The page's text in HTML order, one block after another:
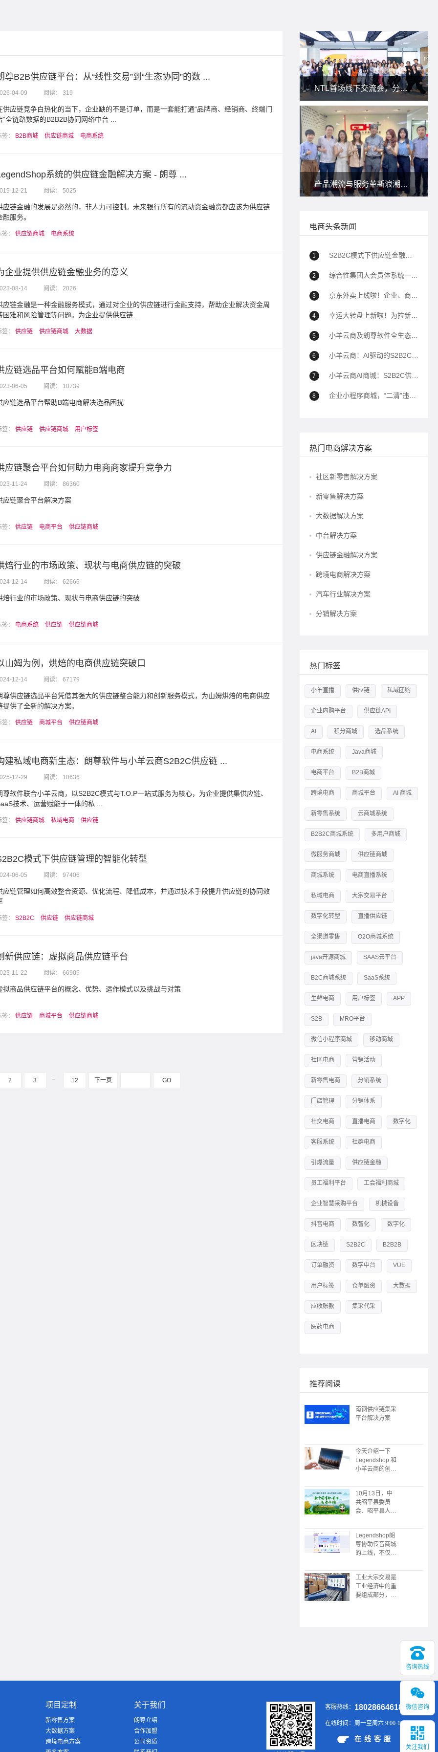
尊B2B供应链平台：从“线性交易”到“生态协同”的数 ...
04-09 阅读： 319
供应链竞争白热化的当下，企业缺的不是订单，而是一套能打通“品牌商、经销商、终端门
”全链路数据的B2B2B协同网络中台 ...
： B2B商城 供应链商城 电商系统
系统的供应链金融解决方案 - 朗尊 ...
12-21 阅读： 5025
应链金融的发展是必然的，非人力可控制。未来银行所有的流动资金融资都应该为供应链
融服务。
： 供应链商城 电商系统
企业提供供应链金融业务的意义
08-14 阅读： 2026
应链金融是一种金融服务模式，通过对企业的供应链进行金融支持，帮助企业解决资金周
困难和风险管理等问题。为企业提供供应链 ...
： 供应链 供应链商城 大数据
应链选品平台如何赋能B端电商
06-05 阅读： 10739
应链选品平台帮助B端电商解决选品困扰
： 供应链 供应链商城 用户标签
应链聚合平台如何助力电商商家提升竞争力
11-24 阅读： 86360
应链聚合平台解决方案
： 供应链 电商平台 供应链商城
焙行业的市场政策、现状与电商供应链的突破
12-14 阅读： 62666
焙行业的市场政策、现状与电商供应链的突破
： 电商系统 供应链 供应链商城
山姆为例，烘焙的电商供应链突破口
12-14 阅读： 67179
尊供应链选品平台凭借其强大的供应链整合能力和创新服务模式，为山姆烘焙的电商供应
提供了全新的解决方案。
： 供应链 商城平台 供应链商城
建私域电商新生态：朗尊软件与小羊云商S2B2C供应链 ...
12-29 阅读： 10636
尊软件联合小羊云商，以S2B2C模式与T.O.P一站式服务为核心，为企业提供集供应链、
技术、运营赋能于一体的私 ...
： 供应链商城 私域电商 供应链
模式下供应链管理的智能化转型
06-05 阅读： 97406
应链管理如何高效整合资源、优化流程、降低成本，并通过技术手段提升供应链的协同效
： S2B2C 供应链 供应链商城
新供应链：虚拟商品供应链平台
11-22 阅读： 66905
拟商品供应链平台的概念、优势、运作模式以及挑战与对策
： 供应链 商城平台 供应链商城
朗尊
2026-04-
在供应
店”全链
标签：
2019-12-
标签：
为企
转困难
标签：
供应
朗尊供
朗尊软
2 3 12 下一页 GO
NTL首场线下交流会，分享私域新玩法！
产品潮流与服务革新浪潮下，朗尊与省人协一起研讨：人力资源服务供应商如何应对？
电商头条新闻
1 S2B2C模式下供应链金融如何助力企业降本增效？
2 综合性集团大会员体系统一解决方案
3 京东外卖上线啦！企业、商家自己的商城也能用上京东外卖！
4 幸运大转盘上新啦！为拉新、转化、留存增加新帮手！
5 小羊云商及朗尊软件全生态解决方案深度问答（100问）
6 小羊云商：AI驱动的S2B2C全域电商生态平台全面解析
7 小羊云商AI商城：S2B2C供应链到全域运营的商业模式白皮书——以AI驱动私域电商生态重构
8 企业小程序商城，“二清”违规封禁的解决方案
热门电商解决方案
社区新零售解决方案
新零售解决方案
大数据解决方案
中台解决方案
供应链金融解决方案
跨境电商解决方案
汽车行业解决方案
分销解决方案
热门标签
小羊直播 供应链 私域团购
企业内购平台 供应链API
AI 积分商城 选品系统
电商系统 Java商城
电商平台 B2B商城
跨境电商 商城平台 AI 商城
新零售系统 云商城系统
B2B2C商城系统 多用户商城
微服务商城 供应链商城
商城系统 电商直播系统
私域电商 大宗交易平台
数字化转型 直播供应链
全渠道零售 O2O商城系统
java开源商城 SAAS云平台
B2C商城系统 SaaS系统
生鲜电商 用户标签 APP
S2B MRO平台
微信小程序商城 移动商城
社区电商 营销活动
新零售电商 分销系统
门店管理 分销体系
社交电商 直播电商 数字化
客服系统 社群电商
引爆流量 供应链金融
员工福利平台 工会福利商城
企业智慧采购平台 机械设备
抖音电商 数智化 数字化
区块链 S2B2C B2B2B
订单融资 数字中台 VUE
用户标签 仓单融资 大数据
应收账款 集采代采
医药电商
推荐阅读
南钢供应链集采
平台解决方案
今天介绍一下
Legendshop 和
小羊云商的创始
10月13日，中
共昭平县委员
会、昭平县人民
朗尊软件科技有
限公司协助，广
东广播电视台触
电传媒协协办的
茶 还看今昭”
2023昭平有机
茶，香沁粤港澳
大湾区推介会在
Legendshop朗
尊协助传音商城
的上线，不仅是
转型的典范，更
展现了传音“深
耕本地化，敢为
全球先”的战略
工业大宗交易是
工业经济中的重
要组成部分，涉
售，提升市场竞
项目定制
新零售方案
大数据方案
跨境电商方案
关于我们
朗尊介绍
合作加盟
公司资质
客服热线： 18028664618
在线时间：周一至周六 9:00-19:00
在线客服
咨询热线
微信咨询
关注我们